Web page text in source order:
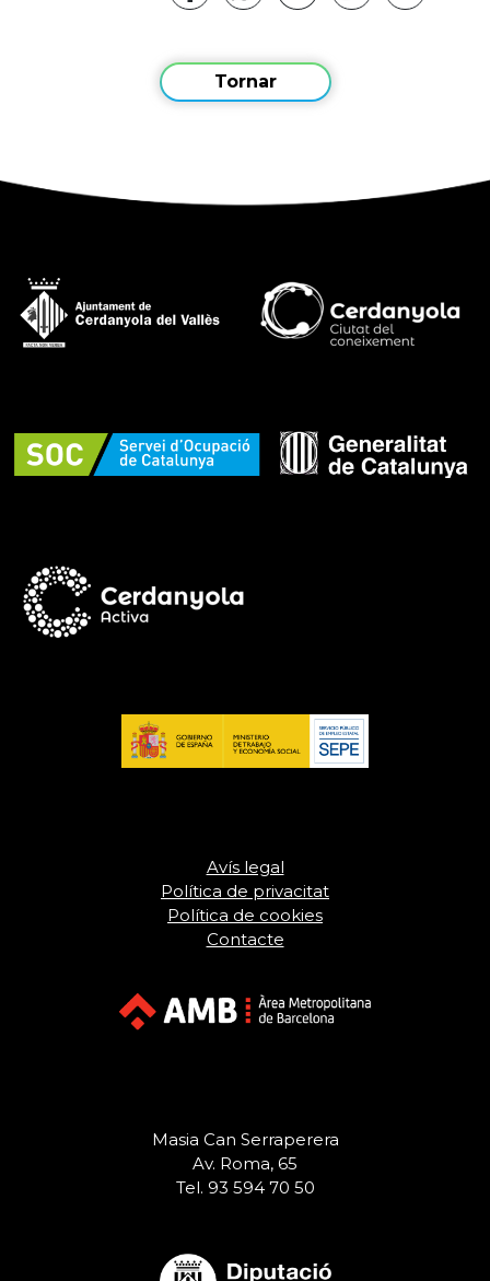
Tornar
Avís legal
Política de privacitat
Política de cookies
Contacte
Masia Can Serraperera
Av. Roma, 65
Tel. 93 594 70 50